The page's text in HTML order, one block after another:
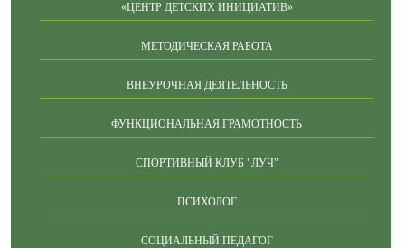
«ЦЕНТР ДЕТСКИХ ИНИЦИАТИВ»
МЕТОДИЧЕСКАЯ РАБОТА
ВНЕУРОЧНАЯ ДЕЯТЕЛЬНОСТЬ
ФУНКЦИОНАЛЬНАЯ ГРАМОТНОСТЬ
СПОРТИВНЫЙ КЛУБ "ЛУЧ"
ПСИХОЛОГ
СОЦИАЛЬНЫЙ ПЕДАГОГ